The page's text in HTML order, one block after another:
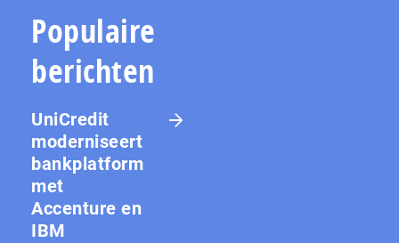
Populaire
berichten
UniCredit
moderniseert
bankplatform
met
Accenture en
IBM